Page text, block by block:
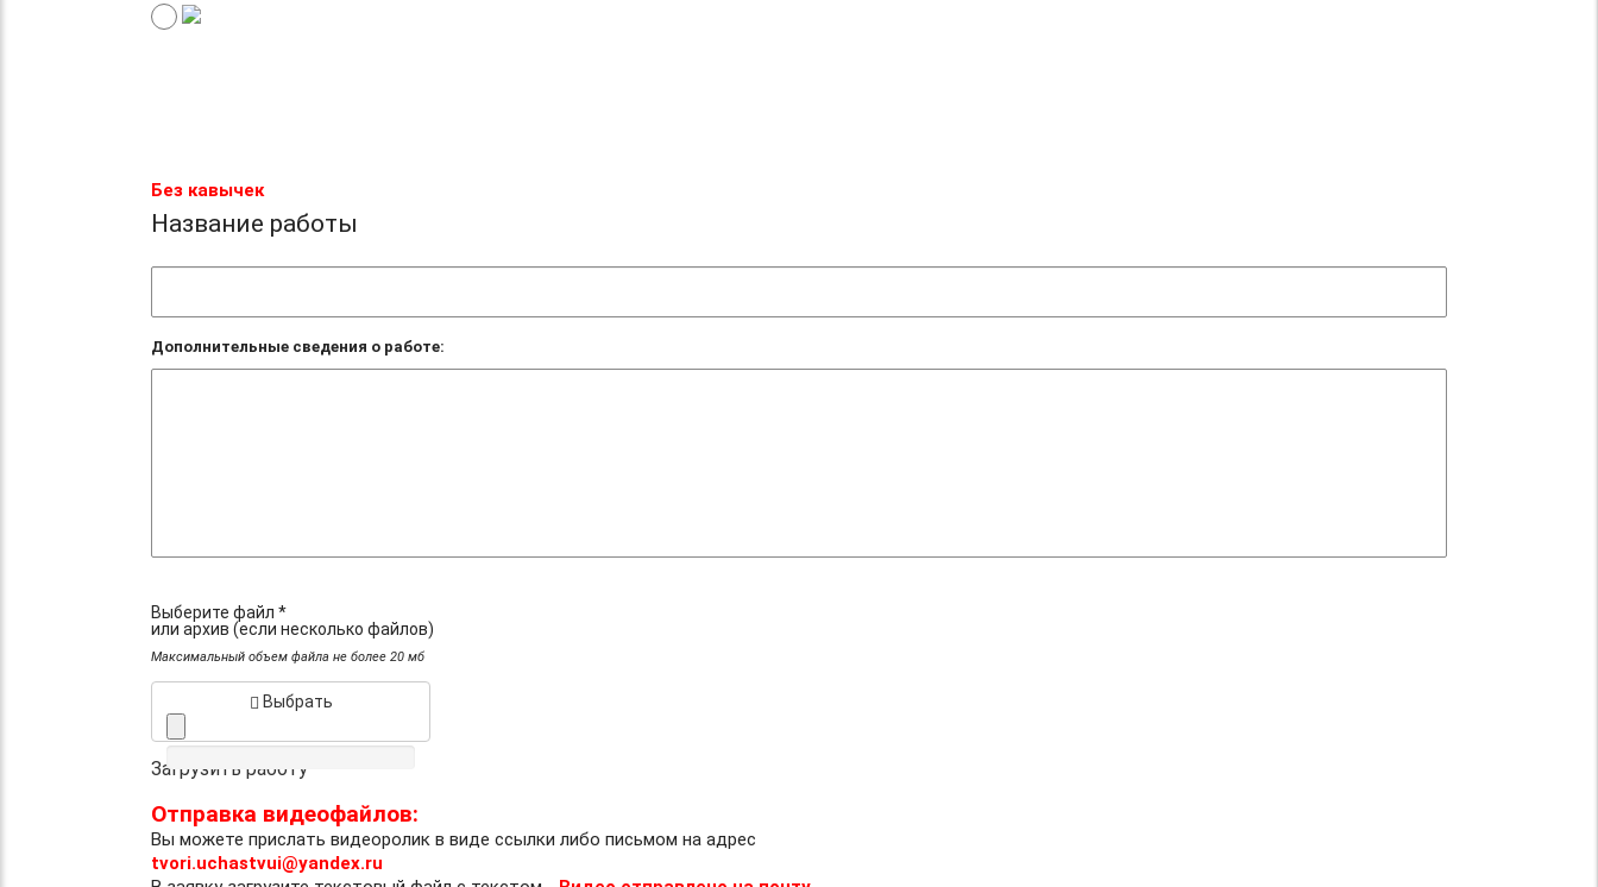
Без кавычек
Название работы
Дополнительные сведения о работе:
Выберите файл *
или архив (если несколько файлов)
Максимальный объем файла не более 20 мб
Выбрать
Загрузить работу
Отправка видеофайлов:
Вы можете прислать видеоролик в виде ссылки либо письмом на адрес
tvori.uchastvui@yandex.ru